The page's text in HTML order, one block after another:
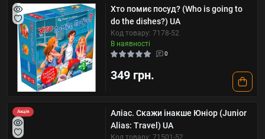
Хто помиє посуд? (Who is going to
do the dishes?) UA
Код товару: 7178-52
В наявності
0
349 грн.
Акція
Аліас. Скажи інакше Юніор (Junior
Alias: Travel) UA
Код товару: 71501-52